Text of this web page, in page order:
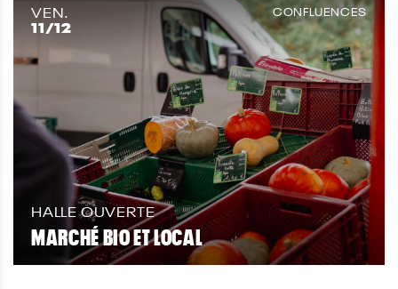
VEN.
11/12
CONFLUENCES
HALLE OUVERTE
MARCHÉ BIO ET LOCAL